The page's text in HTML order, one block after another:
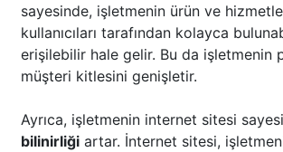
sayesinde, işletmenin ürün ve
kullanıcıları tarafından kolayca
erişilebilir hale gelir. Bu da işletmenin
müşteri kitlesini genişletir.
Ayrıca, işletmenin internet sitesi
bilinirliği artar. İnternet sitesi,